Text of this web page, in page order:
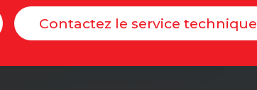
Contactez le service technique